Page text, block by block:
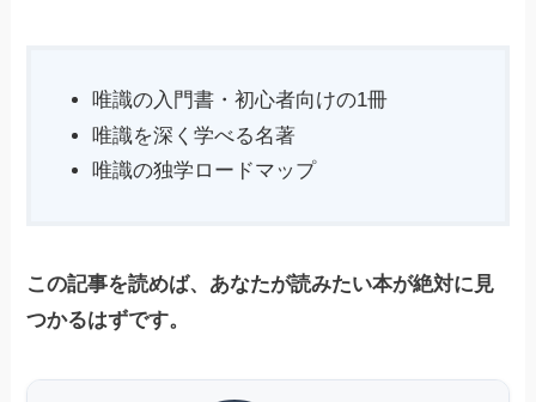
唯識の入門書・初心者向けの1冊
唯識を深く学べる名著
唯識の独学ロードマップ
この記事を読めば、あなたが読みたい本が絶対に見
つかるはずです。